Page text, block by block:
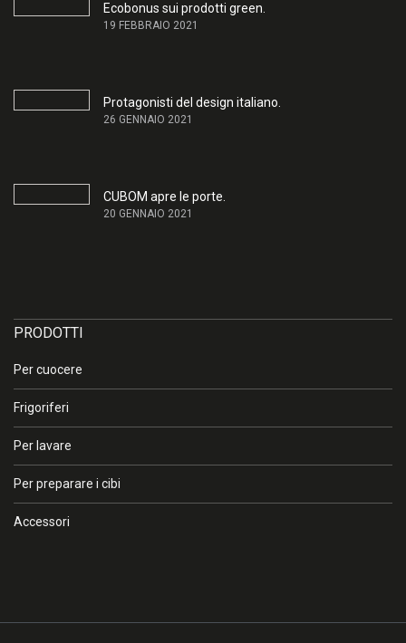
×
Attenzione
I colori sullo schermo e sulla stampa possono risultare diversi
dal colore reale che non può essere riprodotto in modo fedele,
se non tramite campioni dello stesso materiale verniciati con le
stesse tecniche. In caso di necessità, invitiamo pertanto a
prendere contatto con l’azienda o con un rivenditore
autorizzato.
Ecobonus sui prodotti green.
19 FEBBRAIO 2021
Protagonisti del design italiano.
26 GENNAIO 2021
CUBOM apre le porte.
20 GENNAIO 2021
PRODOTTI
Per cuocere
Frigoriferi
Per lavare
Per preparare i cibi
Accessori